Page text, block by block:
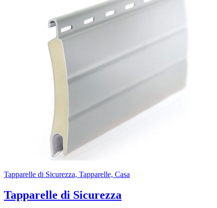
Tapparelle di Sicurezza, Tapparelle, Casa
Tapparelle di Sicurezza